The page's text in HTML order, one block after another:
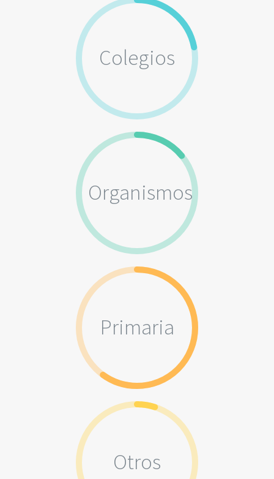
Colegios
Organismos
Primaria
Otros